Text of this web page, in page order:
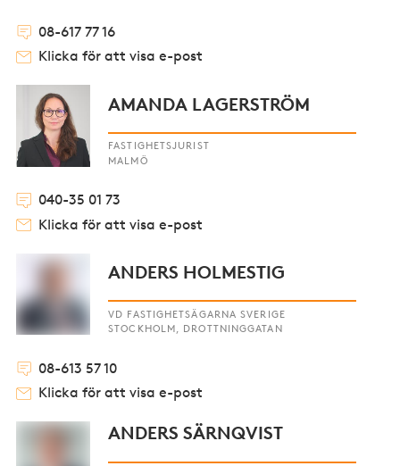
08-617 77 16
Klicka för att visa e-post
AMANDA LAGERSTRÖM
FASTIGHETSJURIST
MALMÖ
040-35 01 73
Klicka för att visa e-post
ANDERS HOLMESTIG
VD FASTIGHETSÄGARNA SVERIGE
STOCKHOLM, DROTTNINGGATAN
08-613 57 10
Klicka för att visa e-post
ANDERS SÄRNQVIST